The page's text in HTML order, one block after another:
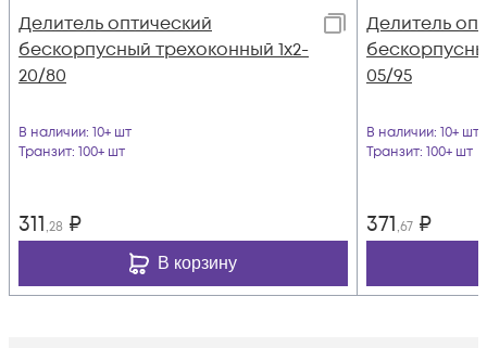
Делитель оптический
бескорпусный трехоконный 1х2-
20/80
В наличии: 10+ шт
Транзит: 100+ шт
311,28 ₽
В корзину
Делитель
05/95
В наличии: 10+ шт
Транзит: 100+ шт
371,67 ₽